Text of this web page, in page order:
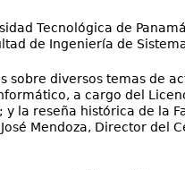
Tecnológica de
de Ingeniería de
sobre diversos temas de
a cargo del
la reseña histórica de la
Mendoza, Director del